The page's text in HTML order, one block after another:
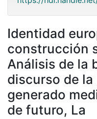
Identidad
construcción
Análisis de la
discurso de
generado
de futuro, La